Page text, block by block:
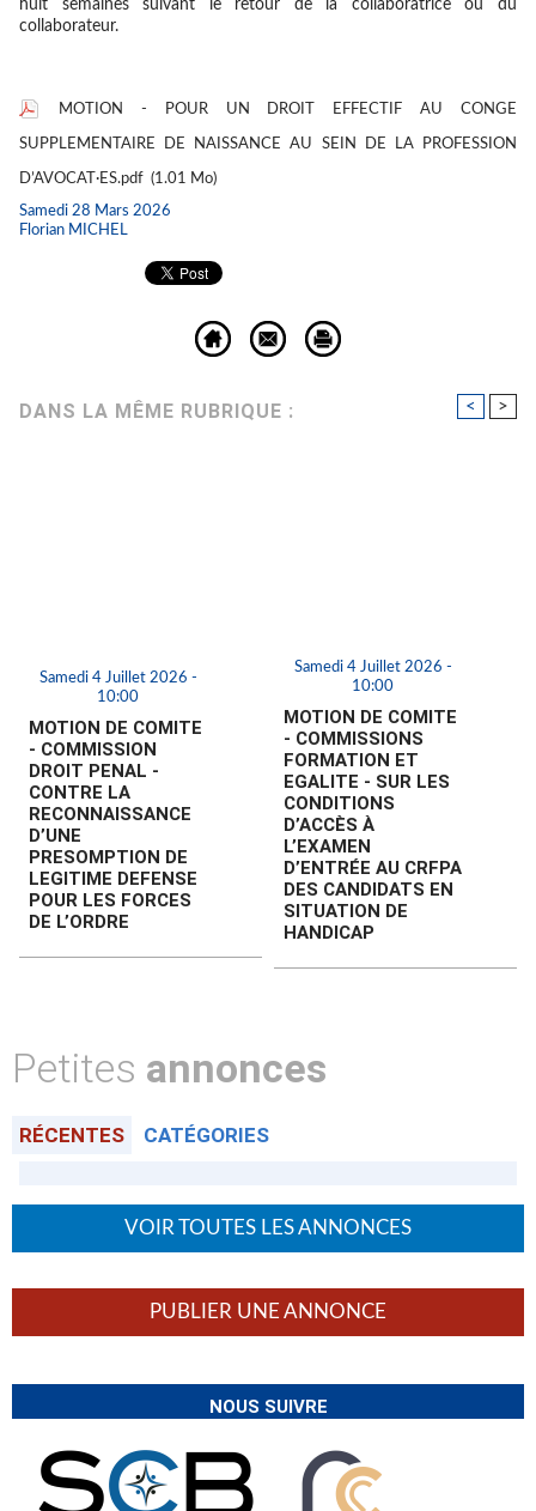
huit semaines suivant le retour de la collaboratrice ou du
collaborateur.
MOTION - POUR UN DROIT EFFECTIF AU CONGE
SUPPLEMENTAIRE DE NAISSANCE AU SEIN DE LA PROFESSION
D’AVOCAT·ES.pdf (1.01 Mo)
Samedi 28 Mars 2026
Florian MICHEL
DANS LA MÊME RUBRIQUE : < >
Samedi 4 Juillet 2026 -
10:00
MOTION DE COMITE
- COMMISSION
DROIT PENAL -
CONTRE LA
RECONNAISSANCE
D’UNE
PRESOMPTION DE
LEGITIME DEFENSE
POUR LES FORCES
DE L’ORDRE
Samedi 4 Juillet 2026 -
10:00
MOTION DE COMITE
- COMMISSIONS
FORMATION ET
EGALITE - SUR LES
CONDITIONS
D’ACCÈS À
L’EXAMEN
D’ENTRÉE AU CRFPA
DES CANDIDATS EN
SITUATION DE
HANDICAP
Petites annonces
RÉCENTES CATÉGORIES
VOIR TOUTES LES ANNONCES
PUBLIER UNE ANNONCE
NOUS SUIVRE